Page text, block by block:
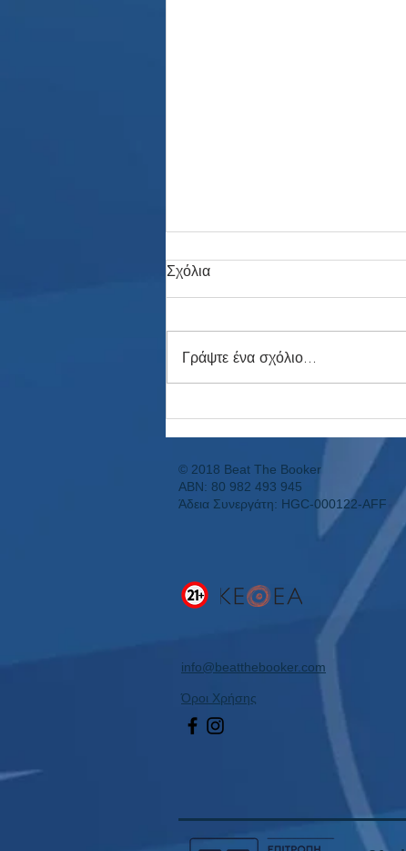
Σχόλια
Γράψτε ένα σχόλιο...
© 2018 Beat The Booker
ABN: 80 982 493 945
Άδεια Συνεργάτη: HGC-000122-AFF
info@beatthebooker.com
Όροι Χρήσης